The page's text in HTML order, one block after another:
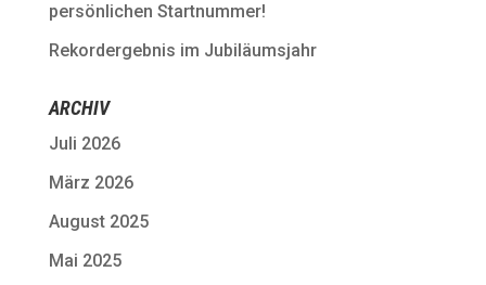
persönlichen Startnummer!
Rekordergebnis im Jubiläumsjahr
ARCHIV
Juli 2026
März 2026
August 2025
Mai 2025